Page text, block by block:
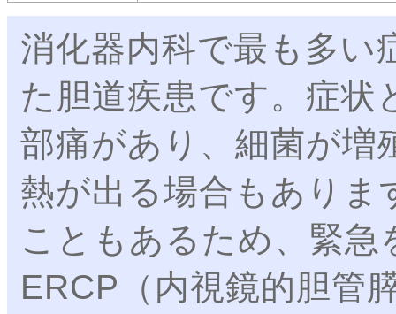
消化器内科で最も多い
た胆道疾患です。症状
部痛があり、細菌が増
熱が出る場合もありま
こともあるため、緊
ERCP（内視鏡的胆管